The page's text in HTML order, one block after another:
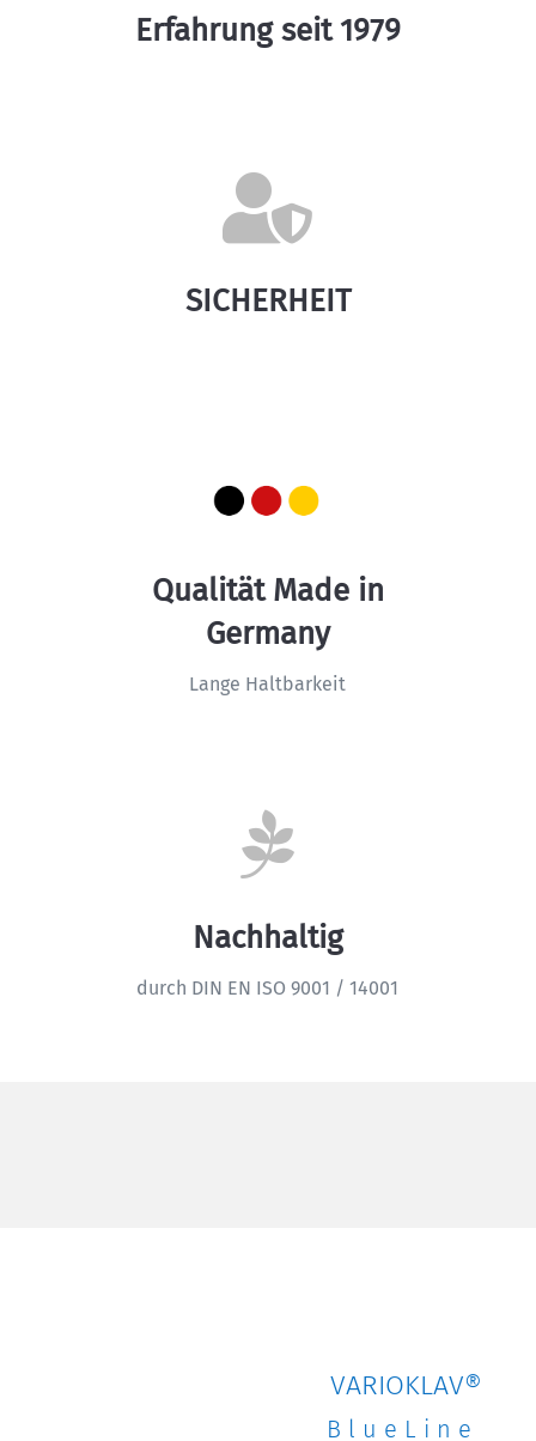
Erfahrung seit 1979

SICHERHEIT
Qualität Made in
Germany
Lange Haltbarkeit

Nachhaltig
durch DIN EN ISO 9001 / 14001
VARIOKLAV®
BlueLine